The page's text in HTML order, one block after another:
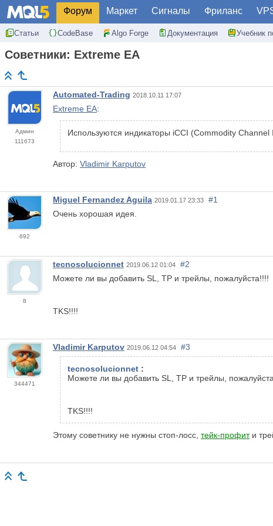
Форум Маркет Сигналы Фриланс
Статьи CodeBase Algo Forge Документация Учебник
Советники: Extreme EA
Админ
111673
Automated-Trading 2018.10.11 17:07
Extreme EA:
Используются индикаторы iCCI (Commodity
Автор: Vladimir Karputov
692
Miguel Fernandez Aguila 2019.01.17 23:33
#1
Очень хорошая идея.
8
tecnosolucionnet 2019.06.12 01:04
#2
Можете ли вы добавить SL, TP и трейлы, пожалуйста!!!!
TKS!!!!
344471
Vladimir Karputov 2019.06.12 04:54 #3
tecnosolucionnet :
Можете ли вы добавить SL, TP и трейлы,
TKS!!!!
Этому советнику не нужны стоп-лосс, тейк-профити